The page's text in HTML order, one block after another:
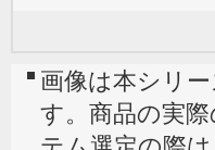
画像は本シリ
す。商品の実